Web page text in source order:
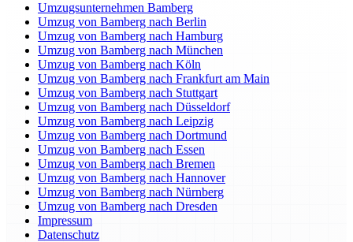
Umzugsunternehmen Bamberg
Umzug von Bamberg nach Berlin
Umzug von Bamberg nach Hamburg
Umzug von Bamberg nach München
Umzug von Bamberg nach Köln
Umzug von Bamberg nach Frankfurt am Main
Umzug von Bamberg nach Stuttgart
Umzug von Bamberg nach Düsseldorf
Umzug von Bamberg nach Leipzig
Umzug von Bamberg nach Dortmund
Umzug von Bamberg nach Essen
Umzug von Bamberg nach Bremen
Umzug von Bamberg nach Hannover
Umzug von Bamberg nach Nürnberg
Umzug von Bamberg nach Dresden
Impressum
Datenschutz